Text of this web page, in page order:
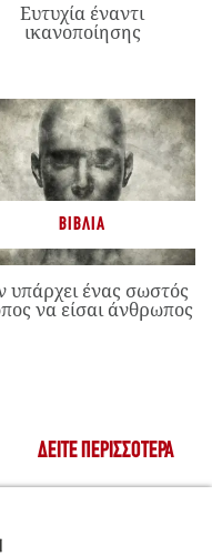
Ευτυχία έναντι
ικανοποίησης
ΒΙΒΛΊΑ
υπάρχει ένας σωστός
να είσαι άνθρωπος
ΔΕΊΤΕ ΠΕΡΙΣΣΌΤΕΡΑ